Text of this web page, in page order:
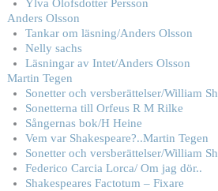
Ylva Olofsdotter Persson
Anders Olsson
Tankar om läsning/Anders Olsson
Nelly sachs
Läsningar av Intet/Anders Olsson
Martin Tegen
Sonetter och versberättelser/William
Sonetterna till Orfeus R M Rilke
Sångernas bok/H Heine
Vem var Shakespeare?..Martin Tegen
Sonetter och versberättelser/William
Federico Carcia Lorca/ Om jag dör..
Shakespeares Factotum – Fixare